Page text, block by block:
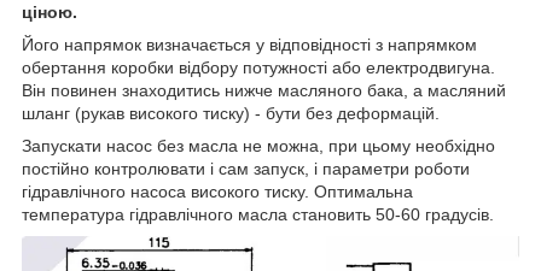
ціною.
Його напрямок визначається у відповідності з напрямком
обертання коробки відбору потужності або електродвигуна.
Він повинен знаходитись нижче масляного бака, а масляний
шланг (рукав високого тиску) - бути без деформацій.
Запускати насос без масла не можна, при цьому необхідно
постійно контролювати і сам запуск, і параметри роботи
гідравлічного насоса високого тиску. Оптимальна
температура гідравлічного масла становить 50-60 градусів.